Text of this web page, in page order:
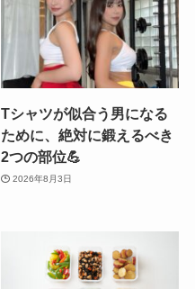
Tシャツが似合う男になる
ために、絶対に鍛えるべき
2つの部位💪
2026年8月3日